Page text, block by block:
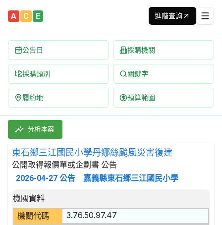
A C E 進階查詢
公告日 採購機關
採購類別 關鍵字
履約地 預算範圍
東石鄉三江國民小學丹娜絲颱風災害復建 招標公告 | 案號：
採購類別：工程類 教育用建築工程 | 招標方式：公開取得
分析本案
東石鄉三江國民小學丹娜絲颱風災害復建
公開取得報價單或企劃書 公告
2026-04-27 公告 嘉義縣東石鄉三江國民小學
招標公告詳細內容
機關資料
機關代碼
3.76.50.97.47